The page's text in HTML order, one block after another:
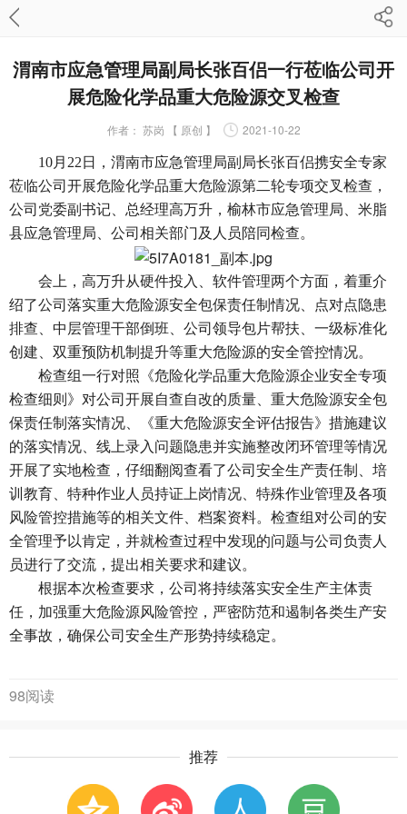
渭南市应急管理局副局长张百侣一行莅临公司开
展危险化学品重大危险源交叉检查
作者： 苏岗 【 原创 】 2021-10-22
10月22日，渭南市应急管理局副局长张百侣携安全专家
莅临公司开展危险化学品重大危险源第二轮专项交叉检查，
公司党委副书记、总经理高万升，榆林市应急管理局、米脂
县应急管理局、公司相关部门及人员陪同检查。
会上，高万升从硬件投入、软件管理两个方面，着重介
绍了公司落实重大危险源安全包保责任制情况、点对点隐患
排查、中层管理干部倒班、公司领导包片帮扶、一级标准化
创建、双重预防机制提升等重大危险源的安全管控情况。
检查组一行对照《危险化学品重大危险源企业安全专项
检查细则》对公司开展自查自改的质量、重大危险源安全包
保责任制落实情况、《重大危险源安全评估报告》措施建议
的落实情况、线上录入问题隐患并实施整改闭环管理等情况
开展了实地检查，仔细翻阅查看了公司安全生产责任制、培
训教育、特种作业人员持证上岗情况、特殊作业管理及各项
风险管控措施等的相关文件、档案资料。检查组对公司的安
全管理予以肯定，并就检查过程中发现的问题与公司负责人
员进行了交流，提出相关要求和建议。
根据本次检查要求，公司将持续落实安全生产主体责
任，加强重大危险源风险管控，严密防范和遏制各类生产安
全事故，确保公司安全生产形势持续稳定。
98阅读
推荐